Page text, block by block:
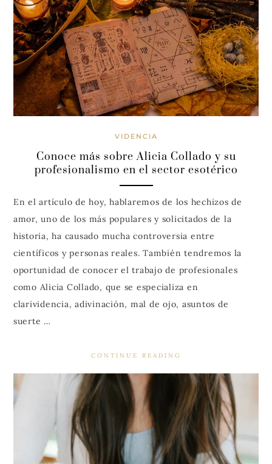
VIDENCIA
Conoce más sobre Alicia Collado y su
profesionalismo en el sector esotérico
En el artículo de hoy, hablaremos de los hechizos de
amor, uno de los más populares y solicitados de la
historia, ha causado mucha controversia entre
científicos y personas reales. También tendremos la
oportunidad de conocer el trabajo de profesionales
como Alicia Collado, que se especializa en
clarividencia, adivinación, mal de ojo, asuntos de
suerte …
CONTINUE READING